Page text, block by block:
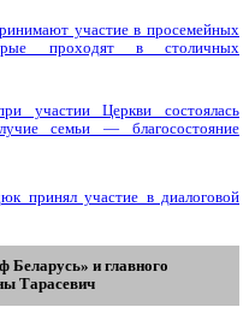
участие в просемейных
проходят в столичных
участии Церкви состоялась
семьи — благосостояние
принял участие в диалоговой
Беларусь» и главного
Tарасевич